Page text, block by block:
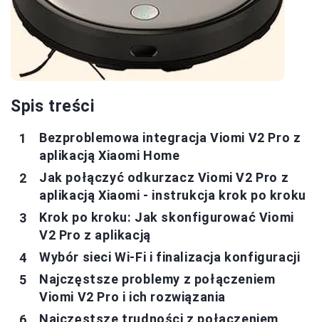
Spis treści
Bezproblemowa integracja Viomi V2 Pro z
aplikacją Xiaomi Home
Jak połączyć odkurzacz Viomi V2 Pro z
aplikacją Xiaomi - instrukcja krok po kroku
Krok po kroku: Jak skonfigurować Viomi
V2 Pro z aplikacją
Wybór sieci Wi-Fi i finalizacja konfiguracji
Najczęstsze problemy z połączeniem
Viomi V2 Pro i ich rozwiązania
Najczęstsze trudności z połączeniem